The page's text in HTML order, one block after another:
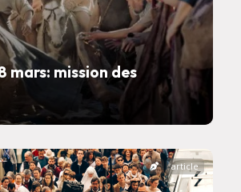
mars: mission des
article